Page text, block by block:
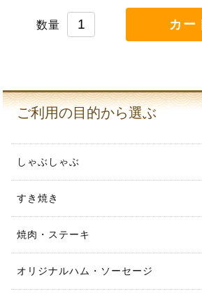
数量
ご利用の目的から選ぶ
しゃぶしゃぶ
すき焼き
焼肉・ステーキ
オリジナルハム・ソーセージ